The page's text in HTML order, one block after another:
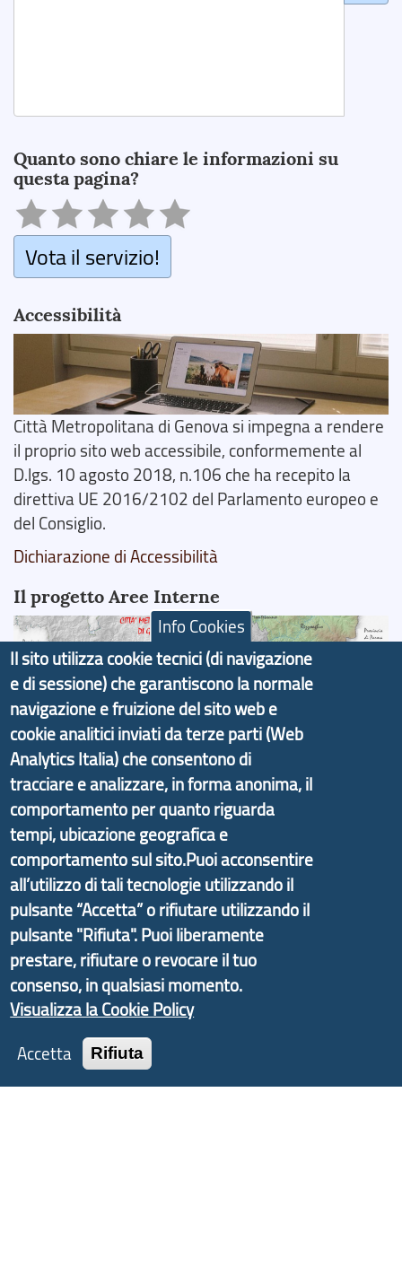
Quanto sono chiare le informazioni su
questa pagina?
Vota il servizio!
Accessibilità
Città Metropolitana di Genova si impegna a rendere
il proprio sito web accessibile, conformemente al
D.lgs. 10 agosto 2018, n.106 che ha recepito la
direttiva UE 2016/2102 del Parlamento europeo e
del Consiglio.
Dichiarazione di Accessibilità
Il progetto Aree Interne
Il portale di marketing territoriale e sviluppo locale
di Genova Città Metropolitana si è sviluppato a
partire dal progetto nazionale Aree Interne
promosso dal Dipartimento per lo Sviluppo
Economico e finalizzato al rilancio socio-economico
delle valli dell’entroterra. In particolare fornisce
informazioni ed aggiornamenti sullaStrategia
d'Area Antola-Tigullio, in collaborazione con Regione
Liguria ed ANCI Liguria.
Copyright © 2017 Città metropolitana di Genova |
CF: 80007350103
Tecnologie e Accessibilità
Info Cookies
Il sito utilizza cookie tecnici (di navigazione
e di sessione) che garantiscono la normale
navigazione e fruizione del sito web e
cookie analitici inviati da terze parti (Web
Analytics Italia) che consentono di
tracciare e analizzare, in forma anonima, il
comportamento per quanto riguarda
tempi, ubicazione geografica e
comportamento sul sito.Puoi acconsentire
all’utilizzo di tali tecnologie utilizzando il
pulsante “Accetta” o rifiutare utilizzando il
pulsante "Rifiuta". Puoi liberamente
prestare, rifiutare o revocare il tuo
consenso, in qualsiasi momento.
Visualizza la Cookie Policy
Accetta
Rifiuta